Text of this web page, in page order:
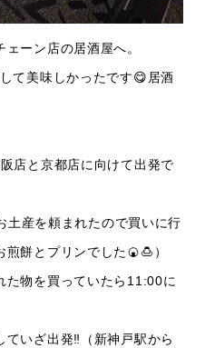
ーン店の居酒屋へ。
て美味しかったです😋居酒
店と京都店に向けて出発で
土産を頼まれたので買いに行
餅とプリンでした🍘🍮）
た物を買っていたら11:00に
ていざ出発‼️（新神戸駅から